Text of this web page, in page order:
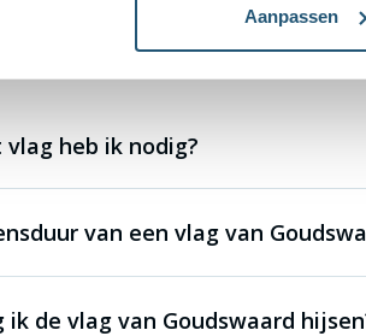
Aanpassen
heb ik nodig?
van een vlag van
ik de vlag van Goudswaard